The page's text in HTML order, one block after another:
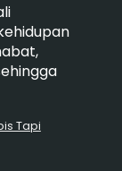
Tapi